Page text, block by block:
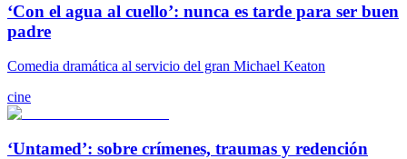
‘Con el agua al cuello’: nunca es tarde para ser buen
padre
Comedia dramática al servicio del gran Michael Keaton
cine
‘Untamed’: sobre crímenes, traumas y redención